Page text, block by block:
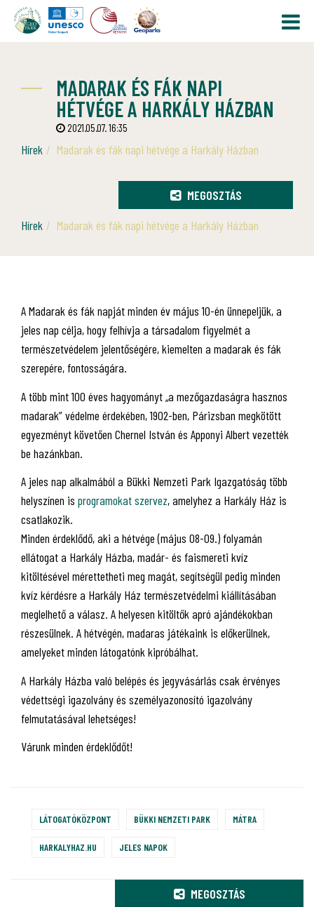
MADARAK ÉS FÁK NAPI
HÉTVÉGE A HARKÁLY HÁZBAN
2021.05.07. 16:35
Hírek Madarak és fák napi hétvége a Harkály Házban
MEGOSZTÁS
Hírek
Madarak és fák napi hétvége a Harkály Házban
A Madarak és fák napját minden év május 10-én ünnepeljük, a
jeles nap célja, hogy felhívja a társadalom figyelmét a
természetvédelem jelentőségére, kiemelten a madarak és fák
szerepére, fontosságára.
A több mint 100 éves hagyományt „a mezőgazdaságra hasznos
madarak” védelme érdekében, 1902-ben, Párizsban megkötött
egyezményt követően Chernel István és Apponyi Albert vezették
be hazánkban.
A jeles nap alkalmából a Bükki Nemzeti Park Igazgatóság több
helyszínen is programokat szervez, amelyhez a Harkály Ház is
csatlakozik.
Minden érdeklődő, aki a hétvége (május 08-09.) folyamán
ellátogat a Harkály Házba, madár- és faismereti kvíz
kitöltésével mérettetheti meg magát, segítségül pedig minden
kvíz kérdésre a Harkály Ház természetvédelmi kiállításában
meglelhető a válasz. A helyesen kitöltők apró ajándékokban
részesülnek. A hétvégén, madaras játékaink is előkerülnek,
amelyeket minden látogatónk kipróbálhat.
A Harkály Házba való belépés és jegyvásárlás csak érvényes
védettségi igazolvány és személyazonosító igazolvány
felmutatásával lehetséges!
Várunk minden érdeklődőt!
LÁTOGATÓKÖZPONT BÜKKI NEMZETI PARK MÁTRA
HARKALYHAZ.HU JELES NAPOK
MEGOSZTÁS